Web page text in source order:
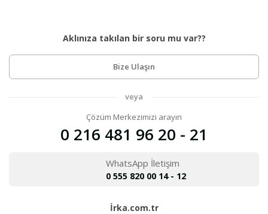
Aklınıza takılan bir soru mu var??
Bize Ulaşın
veya
Çözüm Merkezimizi arayın
0 216 481 96 20 - 21
WhatsApp İletişim
0 555 820 00 14 - 12
İrka.com.tr